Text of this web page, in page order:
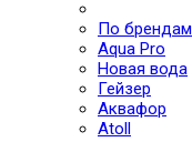
По брендам
Aqua Pro
Новая вода
Гейзер
Аквафор
Atoll